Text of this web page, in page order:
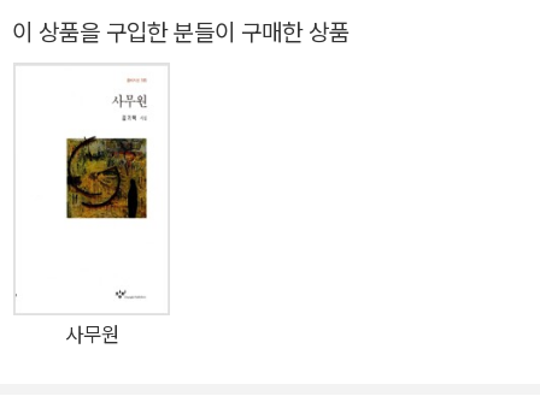
이 상품을 구입한 분들이 구매한 상품
사무원